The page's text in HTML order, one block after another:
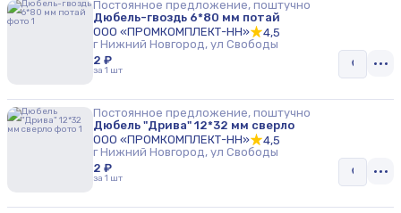
Постоянное предложение, поштучно
Дюбель-гвоздь 6*80 мм потай
ООО «ПРОМКОМПЛЕКТ-НН»
4,5
г Нижний Новгород, ул Свободы
2 ₽
за 1 шт
Постоянное предложение, поштучно
Дюбель "Дрива" 12*32 мм сверло
ООО «ПРОМКОМПЛЕКТ-НН»
4,5
г Нижний Новгород, ул Свободы
2 ₽
за 1 шт